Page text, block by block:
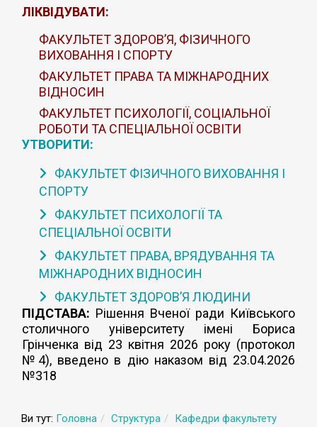
ЛІКВІДУВАТИ:
ФАКУЛЬТЕТ ЗДОРОВ’Я, ФІЗИЧНОГО
ВИХОВАННЯ І СПОРТУ
ФАКУЛЬТЕТ ПРАВА ТА МІЖНАРОДНИХ
ВІДНОСИН
ФАКУЛЬТЕТ ПСИХОЛОГІЇ, СОЦІАЛЬНОЇ
РОБОТИ ТА СПЕЦІАЛЬНОЇ ОСВІТИ
УТВОРИТИ:
ФАКУЛЬТЕТ ФІЗИЧНОГО ВИХОВАННЯ І
СПОРТУ
ФАКУЛЬТЕТ ПСИХОЛОГІЇ ТА
СПЕЦІАЛЬНОЇ ОСВІТИ
ФАКУЛЬТЕТ ПРАВА, ВРЯДУВАННЯ ТА
МІЖНАРОДНИХ ВІДНОСИН
ФАКУЛЬТЕТ ЗДОРОВ’Я ЛЮДИНИ
ПІДСТАВА: Рішення Вченої ради Київського
столичного університету імені Бориса
Грінченка від 23 квітня 2026 року (протокол
№4), введено в дію наказом від 23.04.2026
№318
Ви тут: Головна Структура
Кафедри факультету